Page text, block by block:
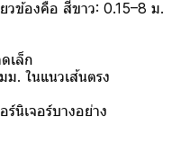
วข้องคือ สีขาว: 0.15–8 ม.
เล็ก
ม. ในแนวเส้นตรง
นิเจอร์บางอย่าง